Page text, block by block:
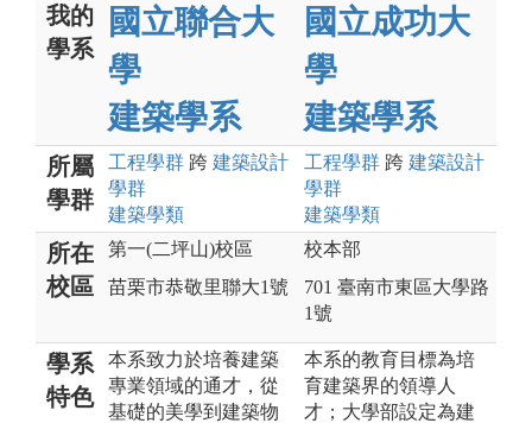
我的
學系
國立聯合大
學
建築學系
國立成功大
學
建築學系
所屬
學群
工程學群 跨 建築設計
學群
建築學類
工程學群 跨 建築設計
學群
建築學類
所在
校區
第一(二坪山)校區
苗栗市恭敬里聯大1號
校本部
701 臺南市東區大學路
1號
學系
特色
本系致力於培養建築
專業領域的通才，從
基礎的美學到建築物
本系的教育目標為培
育建築界的領導人
才；大學部設定為建